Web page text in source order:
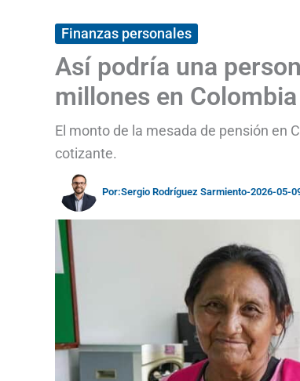
Finanzas personales
Así podría una
millones en Colombia
El monto de la mesada de pensión en
cotizante.
Por:Sergio Rodríguez Sarmiento-2026-05-